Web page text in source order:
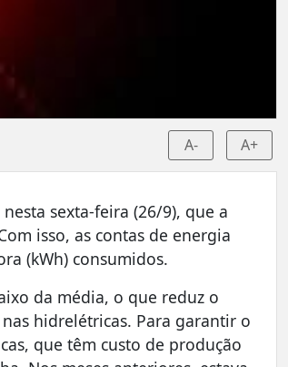
A- A+
sexta-feira (26/9), que a
isso, as contas de energia
(kWh) consumidos.
da média, o que reduz o
hidrelétricas. Para garantir o
que têm custo de produção